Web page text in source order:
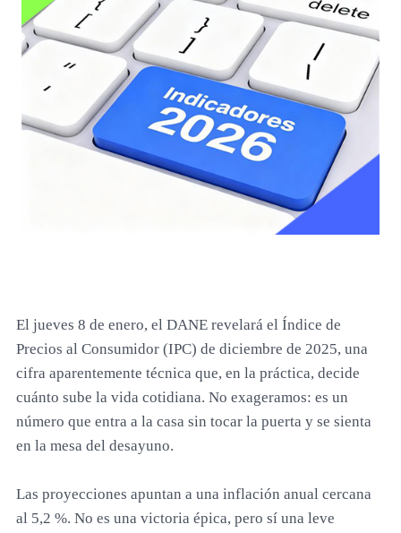
El jueves 8 de enero, el DANE revelará el Índice de
Precios al Consumidor (IPC) de diciembre de 2025, una
cifra aparentemente técnica que, en la práctica, decide
cuánto sube la vida cotidiana. No exageramos: es un
número que entra a la casa sin tocar la puerta y se sienta
en la mesa del desayuno.
Las proyecciones apuntan a una inflación anual cercana
al 5,2 %. No es una victoria épica, pero sí una leve